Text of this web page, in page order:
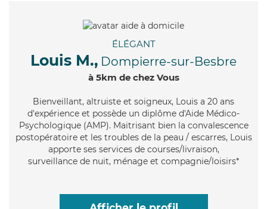
ÉLÉGANT
Louis M., Dompierre-sur-Besbre
à 5km de chez Vous
Bienveillant, altruiste et soigneux, Louis a 20 ans
d'expérience et possède un diplôme d'Aide Médico-
Psychologique (AMP). Maitrisant bien la convalescence
postopératoire et les troubles de la peau / escarres, Louis
apporte ses services de courses/livraison,
surveillance de nuit, ménage et compagnie/loisirs*